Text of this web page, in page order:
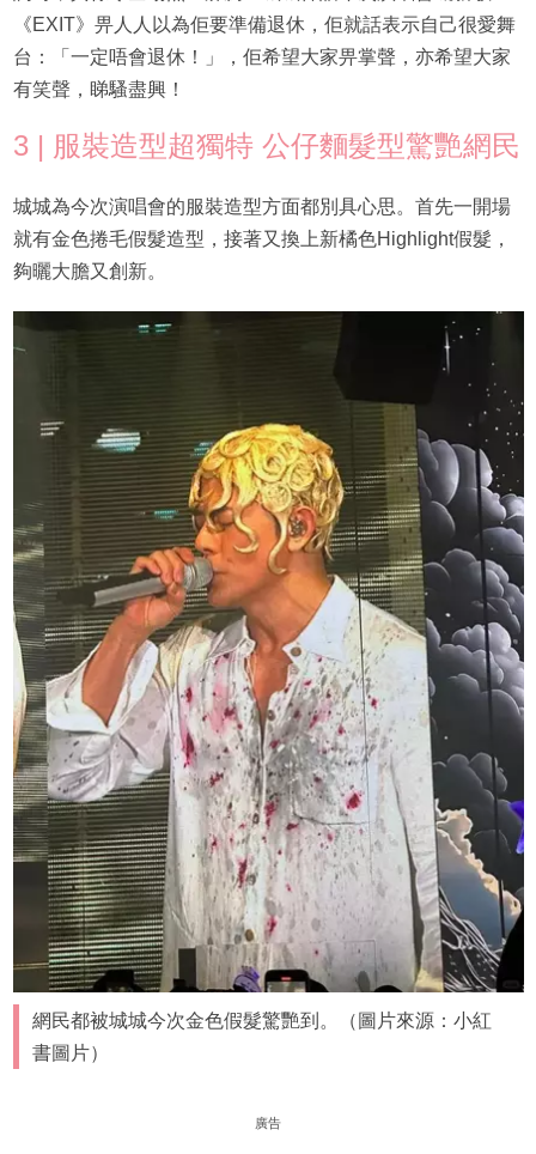
《EXIT》畀人人以為佢要準備退休，佢就話表示自己很愛舞
台：「一定唔會退休！」，佢希望大家畀掌聲，亦希望大家
有笑聲，睇騷盡興！
3 | 服裝造型超獨特 公仔麵髮型驚艷網民
城城為今次演唱會的服裝造型方面都別具心思。首先一開場
就有金色捲毛假髮造型，接著又換上新橘色Highlight假髮，
夠曬大膽又創新。
網民都被城城今次金色假髮驚艷到。（圖片來源：小紅
書圖片）
廣告